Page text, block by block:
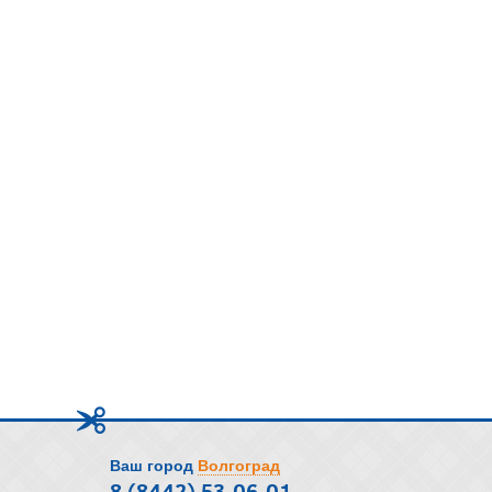
Ваш город Волгоград